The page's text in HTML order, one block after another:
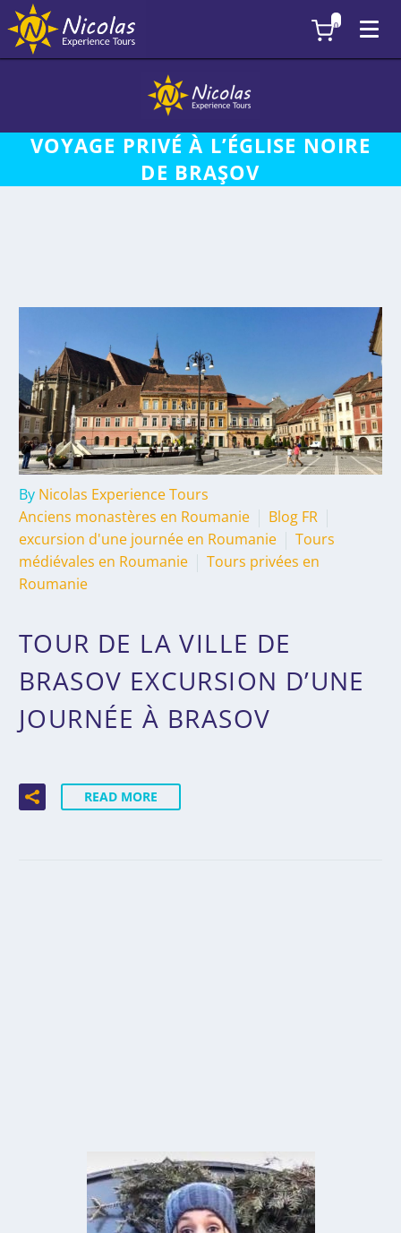
VOYAGE PRIVÉ À L’ÉGLISE NOIRE
DE BRAŞOV
By Nicolas Experience Tours
Anciens monastères en Roumanie
Blog FR
excursion d'une journée en Roumanie
Tours
médiévales en Roumanie
Tours privées en
Roumanie
TOUR DE LA VILLE DE
BRASOV EXCURSION D’UNE
JOURNÉE À BRASOV
READ MORE
0